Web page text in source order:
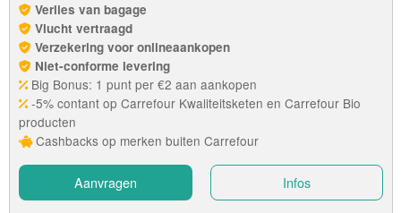
Verlies van bagage
Vlucht vertraagd
Verzekering voor onlineaankopen
Niet-conforme levering
Big Bonus: 1 punt per €2 aan aankopen
-5% contant op Carrefour Kwaliteitsketen en Carrefour Bio
producten
Cashbacks op merken buiten Carrefour
Aanvragen Infos